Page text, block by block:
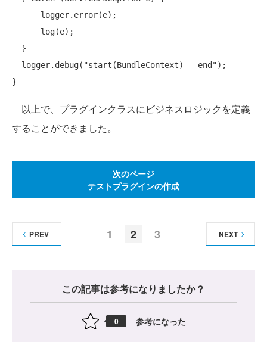
  logger.debug(
"start(BundleContext) - end");
以上で、プラグインクラスにビジネスロジックを定義
することができました。
次のページ
テストプラグインの作成
1 2 3
PREV NEXT
この記事は参考になりましたか？
0 参考になった